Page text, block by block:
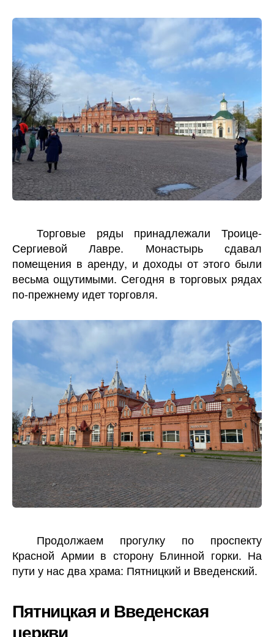
Торговые ряды принадлежали Троице-
Сергиевой Лавре. Монастырь сдавал
помещения в аренду, и доходы от этого были
весьма ощутимыми. Сегодня в торговых рядах
по-прежнему идет торговля.
Продолжаем прогулку по проспекту
Красной Армии в сторону Блинной горки. На
пути у нас два храма: Пятницкий и Введенский.
Пятницкая и Введенская
церкви